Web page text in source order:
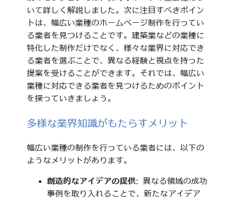
いて詳しく解説しました。次に注目すべきポイン
トは、幅広い業種のホームページ制作を行ってい
る業者を見つけることです。建築業などの業種に
特化した制作だけでなく、様々な業界に対応でき
る業者を選ぶことで、異なる経験と視点を持った
提案を受けることができます。それでは、幅広い
業種に対応できる業者を見つけるためのポイント
を探っていきましょう。
多様な業界知識がもたらすメリット
幅広い業種の制作を行っている業者には、以下の
ようなメリットがあります。
創造的なアイデアの提供: 異なる領域の成功
事例を取り入れることで、新たなアイデア